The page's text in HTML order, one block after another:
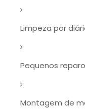
Limpeza por
Pequenos
Montagem de